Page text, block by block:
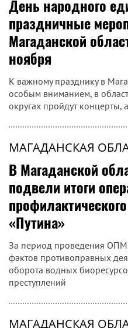
Военнослужащие и
Росгвардии
магаданскими
Личный состав Управления
области принял участие в
квалификации для
предмету «Основы
МАГАДАНСКАЯ
День народного
праздничные
Магаданской
ноября
К важному празднику в
особым вниманием, в
округах пройдут концерты,